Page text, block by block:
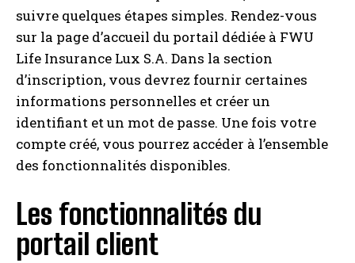
suivre quelques étapes simples. Rendez-vous
sur la page d’accueil du portail dédiée à FWU
Life Insurance Lux S.A. Dans la section
d’inscription, vous devrez fournir certaines
informations personnelles et créer un
identifiant et un mot de passe. Une fois votre
compte créé, vous pourrez accéder à l’ensemble
des fonctionnalités disponibles.
Les fonctionnalités du
portail client